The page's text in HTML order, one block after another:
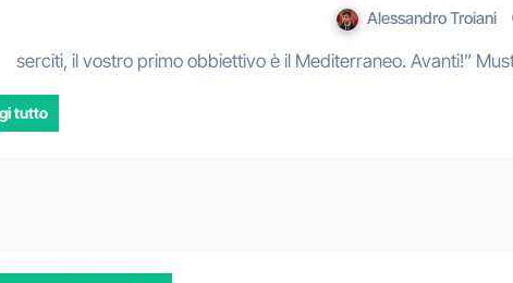
Alessandro Troiani
serciti, il vostro primo obbiettivo è il Mediterraneo. Avanti!”
tutto